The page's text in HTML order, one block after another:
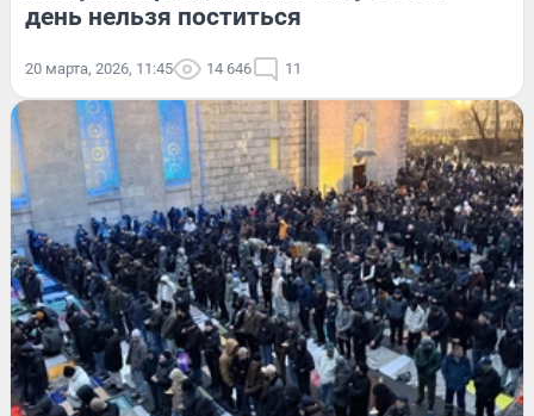
день нельзя поститься
20 марта, 2026, 11:45 14 646 11